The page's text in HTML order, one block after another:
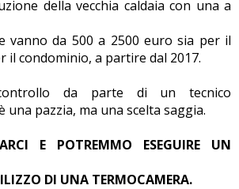
della vecchia caldaia con una a
vanno da 500 a 2500 euro sia per il
il condominio, a partire dal 2017.
da parte di un tecnico
una pazzia, ma una scelta saggia.
E POTREMMO ESEGUIRE UN
DI UNA TERMOCAMERA.